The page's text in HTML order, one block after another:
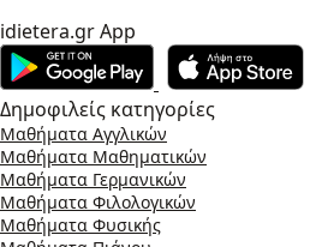
idietera.gr App
Δημοφιλείς κατηγορίες
Μαθήματα Αγγλικών
Μαθήματα Μαθηματικών
Μαθήματα Γερμανικών
Μαθήματα Φιλολογικών
Μαθήματα Φυσικής